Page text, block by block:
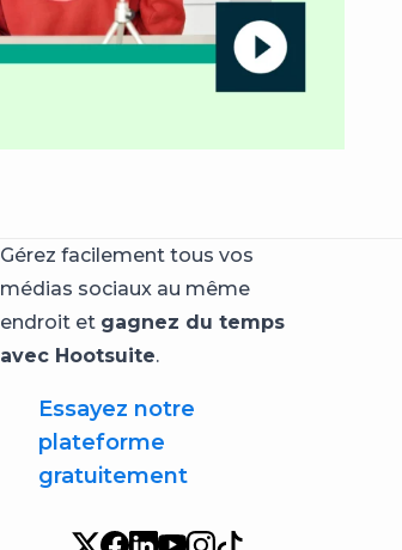
Gérez facilement tous vos
médias sociaux au même
endroit et gagnez du temps
avec Hootsuite.
Essayez notre
plateforme
gratuitement